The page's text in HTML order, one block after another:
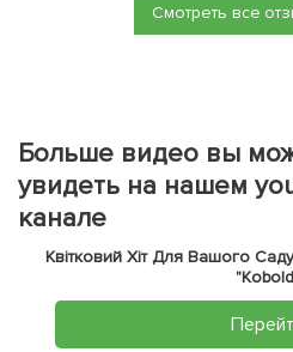
Смотреть все
Больше видео вы
увидеть на нашем
канале
Квітковий Хіт Для Вашого